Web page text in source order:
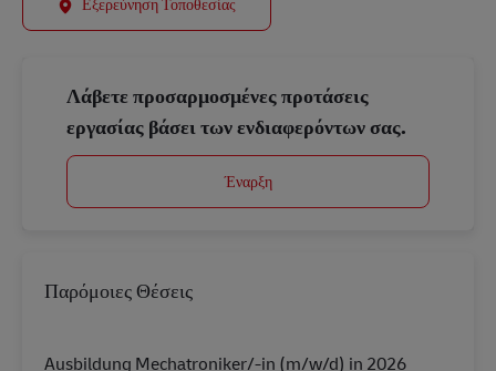
Λάβετε προσαρμοσμένες προτάσεις
εργασίας βάσει των ενδιαφερόντων σας.
Έναρξη
Παρόμοιες Θέσεις
Ausbildung Mechatroniker/-in (m/w/d) in 2026